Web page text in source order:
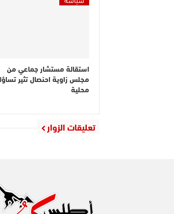
استقالة مستشار جماعي من
مجلس زاوية احنصال تثير
محلية
تعليقات الزوار